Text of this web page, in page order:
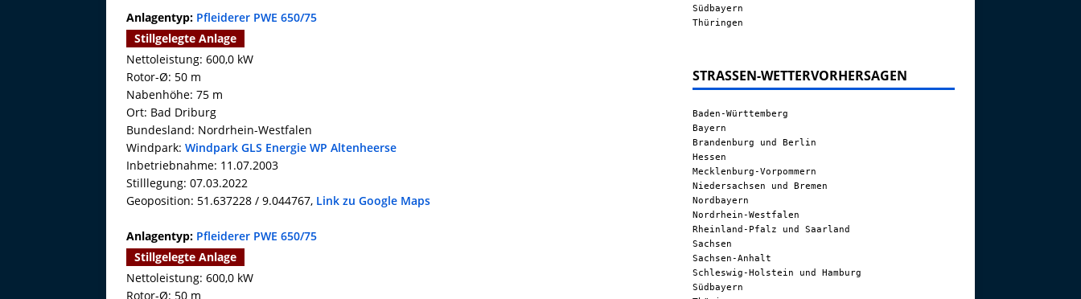
Anlagentyp: Pfleiderer PWE 650/75
Stillgelegte Anlage
Nettoleistung: 600,0 kW
Rotor-Ø: 50 m
Nabenhöhe: 75 m
Ort: Bad Driburg
Bundesland: Nordrhein-Westfalen
Windpark: Windpark GLS Energie WP Altenheerse
Inbetriebnahme: 11.07.2003
Stilllegung: 07.03.2022
Geoposition: 51.637228 / 9.044767, Link zu Google Maps
Anlagentyp: Pfleiderer PWE 650/75
Stillgelegte Anlage
Nettoleistung: 600,0 kW
Rotor-Ø: 50 m
Südbayern
Thüringen
STRASSEN-WETTERVORHERSAGEN
Baden-Württemberg
Bayern
Brandenburg und Berlin
Hessen
Mecklenburg-Vorpommern
Niedersachsen und Bremen
Nordbayern
Nordrhein-Westfalen
Rheinland-Pfalz und Saarland
Sachsen
Sachsen-Anhalt
Schleswig-Holstein und Hamburg
Südbayern